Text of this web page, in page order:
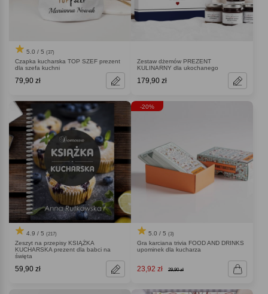
5.0 / 5 (37)
Czapka kucharska TOP SZEF prezent
dla szefa kuchni
79,90 zł
Zestaw dżemów PREZENT
KULINARNY dla ukochanego
179,90 zł
4.9 / 5 (217)
Zeszyt na przepisy KSIĄŻKA
KUCHARSKA prezent dla babci na
święta
59,90 zł
-20%
5.0 / 5 (3)
Gra karciana trivia FOOD AND DRINKS
upominek dla kucharza
23,92 zł 29,90 zł